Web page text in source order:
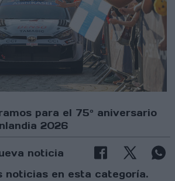
para el 75º aniversario
2026
noticia
noticias en esta categoría.